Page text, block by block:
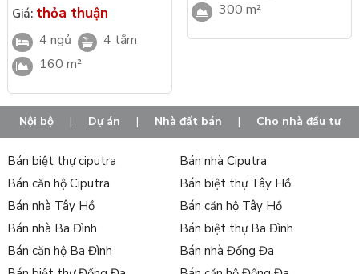
Giá: thỏa thuận
4 ngủ
4 tắm
160 m²
300 m²
Nội bộ | Dự án | Nhà đất bán | Cho nhà đầu tư
Bán biệt thự ciputra
Bán nhà Ciputra
Bán căn hộ Ciputra
Bán biệt thự Tây Hồ
Bán nhà Tây Hồ
Bán căn hộ Tây Hồ
Bán nhà Ba Đình
Bán biệt thự Ba Đình
Bán căn hộ Ba Đình
Bán nhà Đống Đa